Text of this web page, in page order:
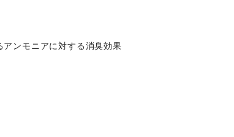
アンモニアに対する消臭効果